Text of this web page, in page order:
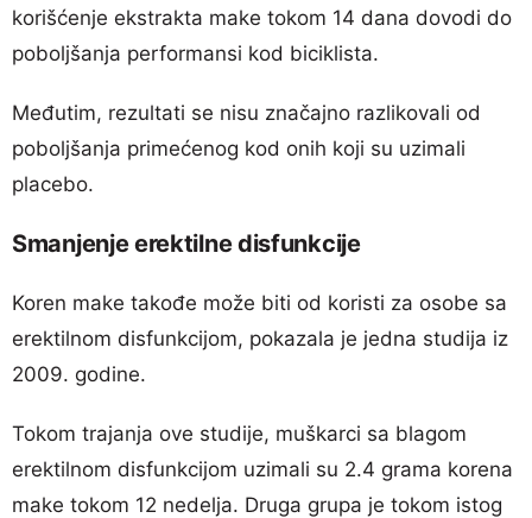
korišćenje ekstrakta make tokom 14 dana dovodi do
poboljšanja performansi kod biciklista.
Međutim, rezultati se nisu značajno razlikovali od
poboljšanja primećenog kod onih koji su uzimali
placebo.
Smanjenje erektilne disfunkcije
Koren make takođe može biti od koristi za osobe sa
erektilnom disfunkcijom, pokazala je jedna studija iz
2009. godine.
Tokom trajanja ove studije, muškarci sa blagom
erektilnom disfunkcijom uzimali su 2.4 grama korena
make tokom 12 nedelja. Druga grupa je tokom istog